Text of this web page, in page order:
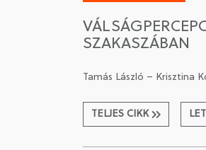
SZAKASZÁBAN
Tamás László – Krisztina
TELJES CIKK